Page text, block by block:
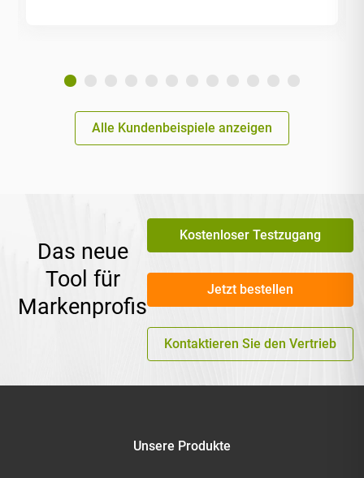
Alle Kundenbeispiele anzeigen
Das neue
Tool für
Markenprofis
Kostenloser Testzugang
Jetzt bestellen
Kontaktieren Sie den Vertrieb
Unsere Produkte